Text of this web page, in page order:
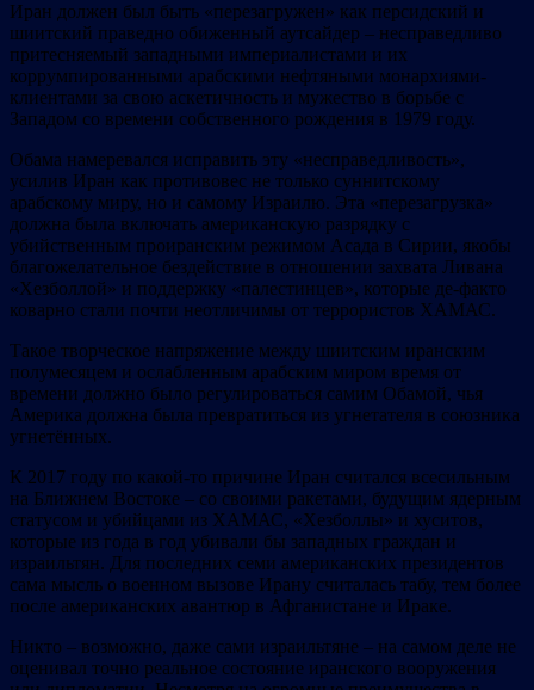
Иран должен был быть «перезагружен» как персидский и
шиитский праведно обиженный аутсайдер – несправедливо
притесняемый западными империалистами и их
коррумпированными арабскими нефтяными монархиями-
клиентами за свою аскетичность и мужество в борьбе с
Западом со времени собственного рождения в 1979 году.
Обама намеревался исправить эту «несправедливость»,
усилив Иран как противовес не только суннитскому
арабскому миру, но и самому Израилю. Эта «перезагрузка»
должна была включать американскую разрядку с
убийственным проиранским режимом Асада в Сирии, якобы
благожелательное бездействие в отношении захвата Ливана
«Хезболлой» и поддержку «палестинцев», которые де-факто
коварно стали почти неотличимы от террористов ХАМАС.
Такое творческое напряжение между шиитским иранским
полумесяцем и ослабленным арабским миром время от
времени должно было регулироваться самим Обамой, чья
Америка должна была превратиться из угнетателя в союзника
угнетённых.
К 2017 году по какой-то причине Иран считался всесильным
на Ближнем Востоке – со своими ракетами, будущим ядерным
статусом и убийцами из ХАМАС, «Хезболлы» и хуситов,
которые из года в год убивали бы западных граждан и
израильтян. Для последних семи американских президентов
сама мысль о военном вызове Ирану считалась табу, тем более
после американских авантюр в Афганистане и Ираке.
Никто – возможно, даже сами израильтяне – на самом деле не
оценивал точно реальное состояние иранского вооружения